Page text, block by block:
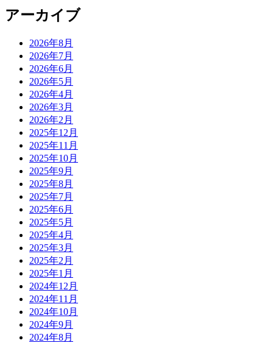
アーカイブ
2026年8月
2026年7月
2026年6月
2026年5月
2026年4月
2026年3月
2026年2月
2025年12月
2025年11月
2025年10月
2025年9月
2025年8月
2025年7月
2025年6月
2025年5月
2025年4月
2025年3月
2025年2月
2025年1月
2024年12月
2024年11月
2024年10月
2024年9月
2024年8月